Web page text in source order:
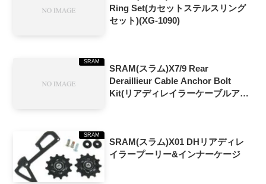
Ring Set(カセットステルスリング
セット)(XG-1090)
SRAM
SRAM(スラム)X7/9 Rear
Deraillieur Cable Anchor Bolt
Kit(リアディレイラーケーブルアン
SRAM
SRAM(スラム)X01 DHリアディレ
イラープーリー&インナーケージ